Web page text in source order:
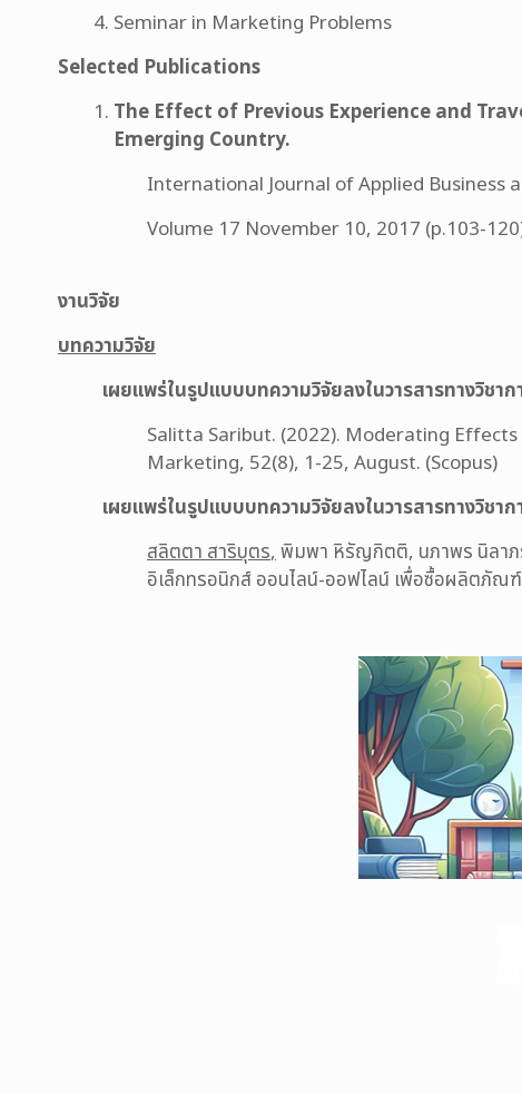
Seminar in Marketing Problems
Selected Publications
The Effect of Previous Experience and
Emerging Country.
International Journal of Applied Business
Volume 17 November 10, 2017 (p.103-
งานวิจัย
บทความวิจัย
เผยแพร่ในรูปแบบบทความวิจัยลงในวารสารทางวิชา
Salitta Saribut. (2022). Moderating
Marketing, 52(8), 1-25, August. (Scopus)
เผยแพร่ในรูปแบบบทความวิจัยลงในวารสารทางวิชาก
สลิตตา สาริบุตร,พิมพา หิรัญกิตติ, นภาพร นิลาภ
อิเล็กทรอนิกส์ ออนไลน์-ออฟไลน์ เพื่อซื้อผลิตภัณ